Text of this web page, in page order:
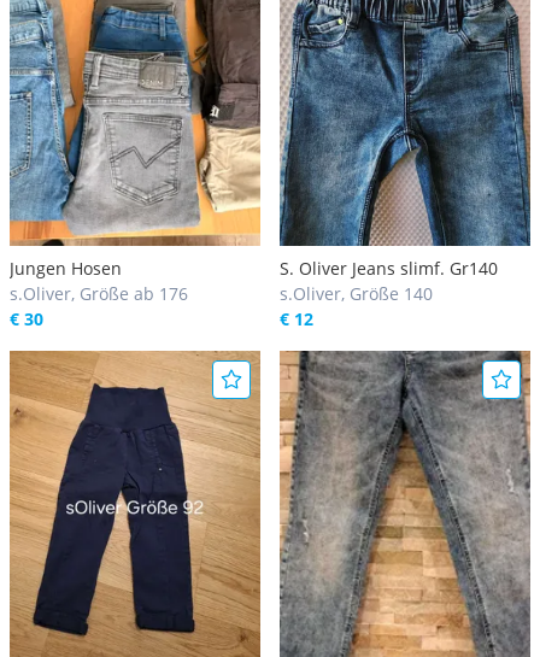
Jungen Hosen
s.Oliver, Größe ab 176
€ 30
S. Oliver Jeans slimf. Gr140
s.Oliver, Größe 140
€ 12